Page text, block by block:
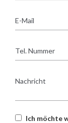
Mail
Nummer
Ich möchte